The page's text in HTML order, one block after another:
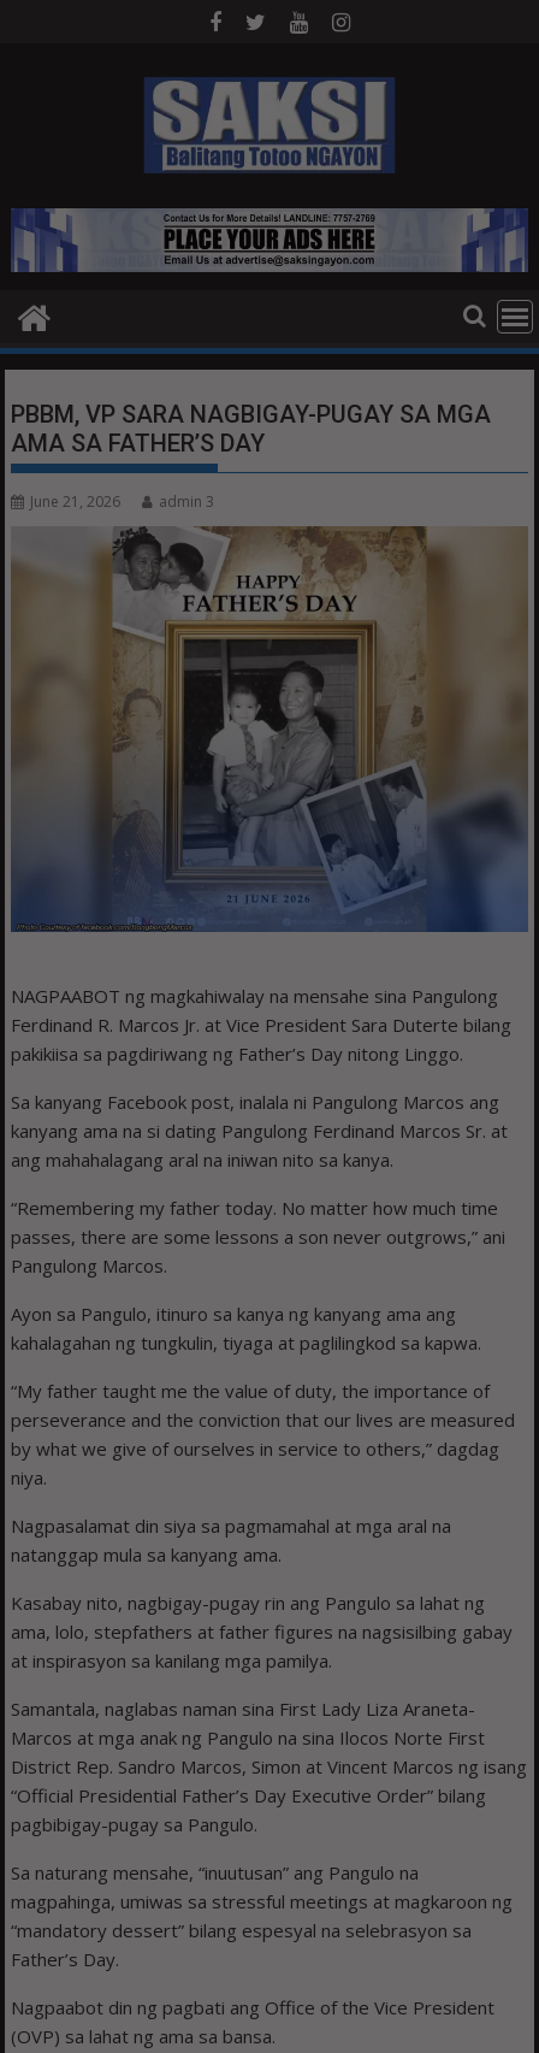
PBBM, VP SARA NAGBIGAY-PUGAY SA MGA
AMA SA FATHER’S DAY
June 21, 2026 admin 3
NAGPAABOT ng magkahiwalay na mensahe sina Pangulong
Ferdinand R. Marcos Jr. at Vice President Sara Duterte bilang
pakikiisa sa pagdiriwang ng Father’s Day nitong Linggo.
Sa kanyang Facebook post, inalala ni Pangulong Marcos ang
kanyang ama na si dating Pangulong Ferdinand Marcos Sr. at
ang mahahalagang aral na iniwan nito sa kanya.
“Remembering my father today. No matter how much time
passes, there are some lessons a son never outgrows,” ani
Pangulong Marcos.
Ayon sa Pangulo, itinuro sa kanya ng kanyang ama ang
kahalagahan ng tungkulin, tiyaga at paglilingkod sa kapwa.
“My father taught me the value of duty, the importance of
perseverance and the conviction that our lives are measured
by what we give of ourselves in service to others,” dagdag
niya.
Nagpasalamat din siya sa pagmamahal at mga aral na
natanggap mula sa kanyang ama.
Kasabay nito, nagbigay-pugay rin ang Pangulo sa lahat ng
ama, lolo, stepfathers at father figures na nagsisilbing gabay
at inspirasyon sa kanilang mga pamilya.
Samantala, naglabas naman sina First Lady Liza Araneta-
Marcos at mga anak ng Pangulo na sina Ilocos Norte First
District Rep. Sandro Marcos, Simon at Vincent Marcos ng isang
“Official Presidential Father’s Day Executive Order” bilang
pagbibigay-pugay sa Pangulo.
Sa naturang mensahe, “inuutusan” ang Pangulo na
magpahinga, umiwas sa stressful meetings at magkaroon ng
“mandatory dessert” bilang espesyal na selebrasyon sa
Father’s Day.
Nagpaabot din ng pagbati ang Office of the Vice President
(OVP) sa lahat ng ama sa bansa.